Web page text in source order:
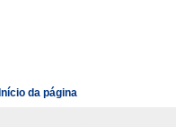
Início da página